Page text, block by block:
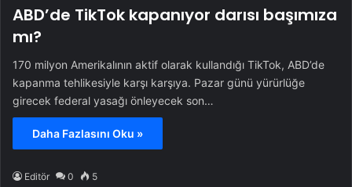
ABD’de TikTok kapanıyor darısı başımıza
mı?
170 milyon Amerikalının aktif olarak kullandığı TikTok, ABD’de
kapanma tehlikesiyle karşı karşıya. Pazar günü yürürlüğe
girecek federal yasağı önleyecek son…
Daha Fazlasını Oku »
Editör 0 5